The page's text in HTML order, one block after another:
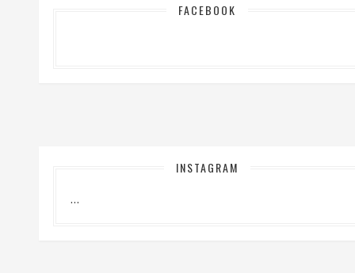
FACEBOOK
INSTAGRAM
…